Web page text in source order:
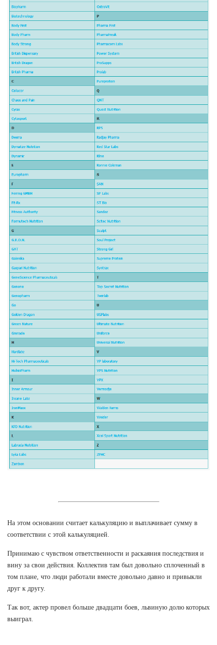
На этом основании считает калькуляцию и выплачивает сумму в
соответствии с этой калькуляцией.
Принимаю с чувством ответственности и раскаяния последствия и
вину за свои действия. Коллектив там был довольно сплоченный в
том плане, что люди работали вместе довольно давно и привыкли
друг к другу.
Так вот, актер провел больше двадцати боев, львиную долю которых
выиграл.